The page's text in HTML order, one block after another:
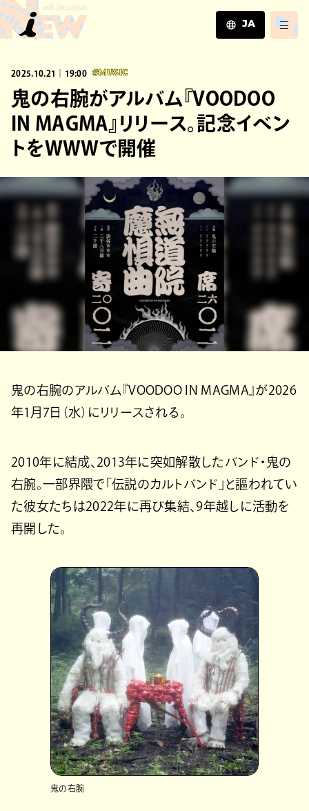
JA
ZH
2025.10.21｜19:00 #MUSIC
鬼の右腕がアルバム『VOODOO
IN MAGMA』リリース。記念イベン
トをWWWで開催
鬼の右腕のアルバム『VOODOO IN MAGMA』が2026
年1月7日（水）にリリースされる。
2010年に結成、2013年に突如解散したバンド・鬼の
右腕。一部界隈で「伝説のカルトバンド」と謳われてい
た彼女たちは2022年に再び集結、9年越しに活動を
再開した。
鬼の右腕